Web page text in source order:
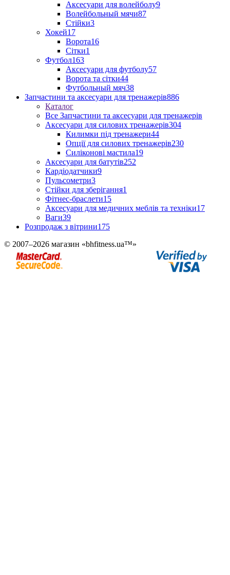
Аксесуари для волейболу9
Волейбольный мячи87
Стійки3
Хокей17
Ворота16
Сітки1
Футбол163
Аксесуари для футболу57
Ворота та сітки44
Футбольный мяч38
Запчастини та аксесуари для тренажерів886
Каталог
Все Запчастини та аксесуари для тренажерів
Аксесуари для силових тренажерів304
Килимки під тренажери44
Опції для силових тренажерів230
Силіконові мастила19
Аксесуари для батутів252
Кардіодатчики9
Пульсометри3
Стійки для зберігання1
Фітнес-браслети15
Аксесуари для медичних меблів та техніки17
Ваги39
Розпродаж з вітрини175
© 2007–2026 магазин «bhfitness.ua™»